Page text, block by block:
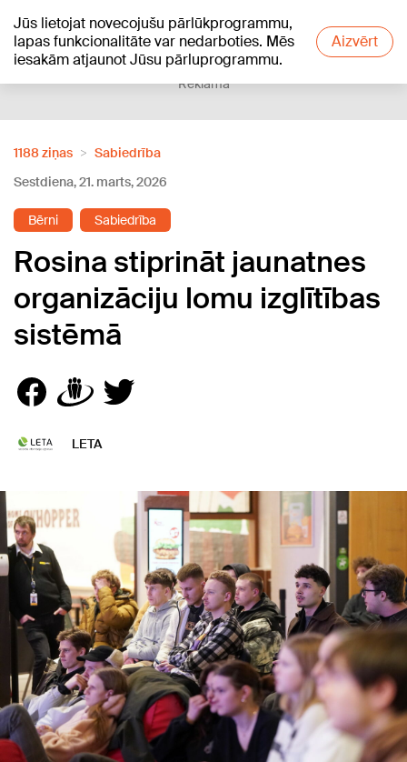
Jūs lietojat novecojušu pārlūkprogrammu,
lapas funkcionalitāte var nedarboties. Mēs
iesakām atjaunot Jūsu pārluprogrammu.
Aizvērt
+25°C
Reklāma
1188 ziņas
Sabiedrība
Sestdiena, 21. marts, 2026
Bērni Sabiedrība
Rosina stiprināt jaunatnes
organizāciju lomu izglītības
sistēmā
LETA